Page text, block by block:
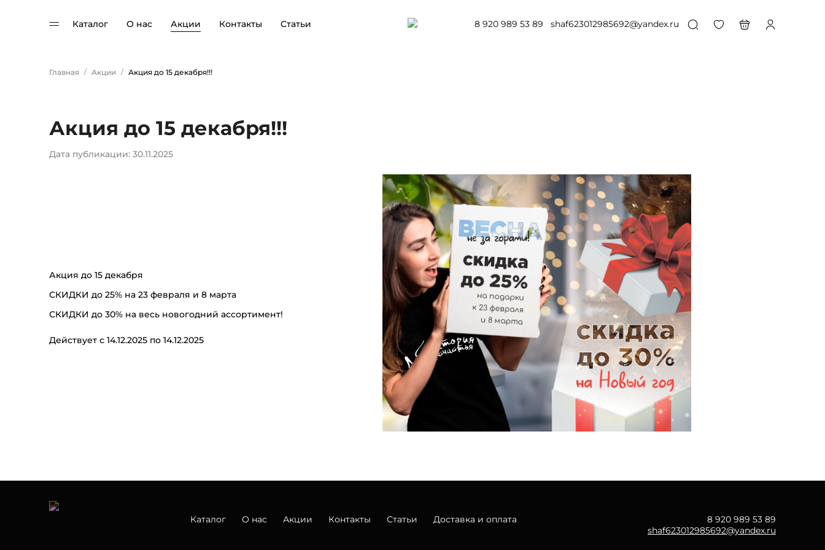
Каталог О нас Акции Контакты Статьи 8 920 989 53 89 shaf623012985692@yandex.ru
Главная / Акции / Акция до 15 декабря!!!
Акция до 15 декабря!!!
Дата публикации: 30.11.2025
Акция до 15 декабря
СКИДКИ до 25% на 23 февраля и 8 марта
СКИДКИ до 30% на весь новогодний ассортимент!
Действует с 14.12.2025 по 14.12.2025
Каталог О нас Акции Контакты Статьи Доставка и оплата
8 920 989 53 89
shaf623012985692@yandex.ru